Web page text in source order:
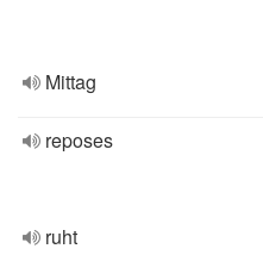
Mittag
reposes
ruht